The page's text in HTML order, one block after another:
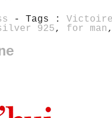
- Tags :
925, for man